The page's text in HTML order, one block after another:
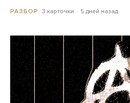
РАЗБОР 3 карточки 5 дней назад